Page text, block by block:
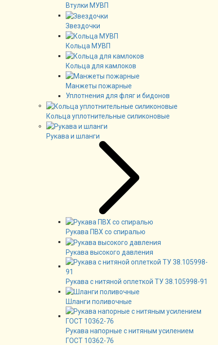
Втулки МУВП
Звездочки
Кольца МУВП
Кольца для камлоков
Манжеты пожарные
Уплотнения для фляг и бидонов
Кольца уплотнительные силиконовые
Рукава и шланги
Рукава ПВХ со спиралью
Рукава высокого давления
Рукава с нитяной оплеткой ТУ 38.105998-91
Шланги поливочные
Рукава напорные с нитяным усилением
ГОСТ 10362-76